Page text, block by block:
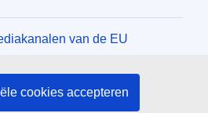
cookies accepteren
van de EU
organen